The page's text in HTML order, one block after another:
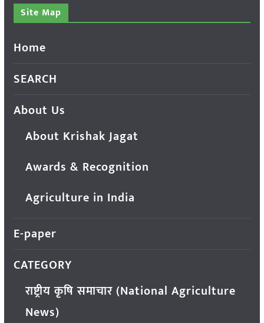
Site Map
Home
SEARCH
About Us
About Krishak Jagat
Awards & Recognition
Agriculture in India
E-paper
CATEGORY
राष्ट्रीय कृषि समाचार (National Agriculture
News)